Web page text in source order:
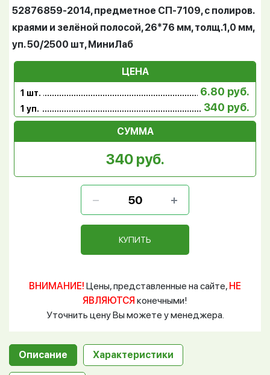
52876859-2014, предметное СП-7109, с полиров.
краями и зелёной полосой, 26*76 мм, толщ.1,0 мм,
уп. 50/2500 шт, МиниЛаб
ЦЕНА
1 шт. 6.80 руб.
1 уп. 340 руб.
СУММА
340 руб.
КУПИТЬ
ВНИМАНИЕ! Цены, представленные на сайте, НЕ
ЯВЛЯЮТСЯ конечными!
Уточнить цену Вы можете у менеджера.
Описание Характеристики